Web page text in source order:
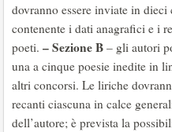
dovranno essere inviate in
contenente i dati anagrafici e i
poeti. – Sezione B – gli autori
una a cinque poesie inedite in
altri concorsi. Le liriche
recanti ciascuna in calce
dell’autore; è prevista la